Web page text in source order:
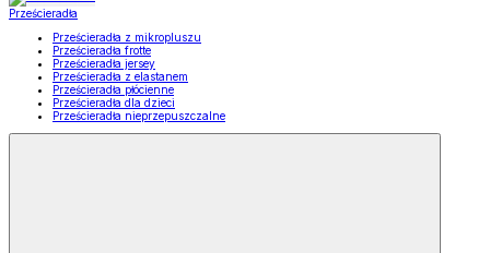
Prześcieradła
Prześcieradła z mikropluszu
Prześcieradła frotte
Prześcieradła jersey
Prześcieradła z elastanem
Prześcieradła płócienne
Prześcieradła dla dzieci
Prześcieradła nieprzepuszczalne